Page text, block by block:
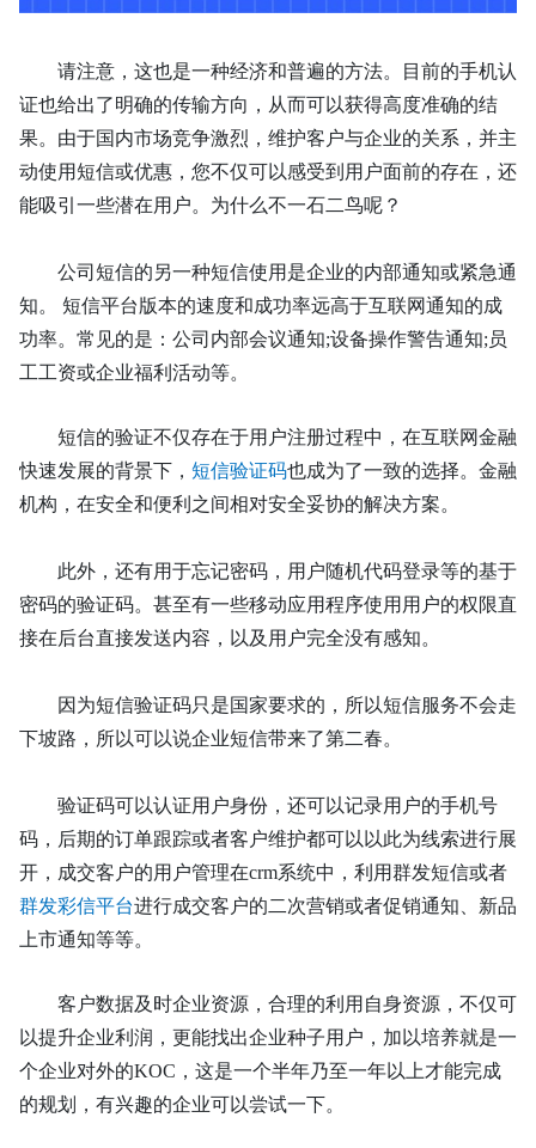
请注意，这也是一种经济和普遍的方法。目前的手机认
证也给出了明确的传输方向，从而可以获得高度准确的结
果。由于国内市场竞争激烈，维护客户与企业的关系，并主
动使用短信或优惠，您不仅可以感受到用户面前的存在，还
能吸引一些潜在用户。为什么不一石二鸟呢？
公司短信的另一种短信使用是企业的内部通知或紧急通
知。
短信平台版本的速度和成功率远高于互联网通知的成
功率。常见的是：公司内部会议通知;设备操作警告通知;员
工工资或企业福利活动等。
短信的验证不仅存在于用户注册过程中，在互联网金融
快速发展的背景下， 短信验证码也成为了一致的选择。金融
机构，在安全和便利之间相对安全妥协的解决方案。
此外，还有用于忘记密码，用户随机代码登录等的基于
密码的验证码。甚至有一些移动应用程序使用用户的权限直
接在后台直接发送内容，以及用户完全没有感知。
因为短信验证码只是国家要求的，所以短信服务不会走
下坡路，所以可以说企业短信带来了第二春。
验证码可以认证用户身份，还可以记录用户的手机号
码，后期的订单跟踪或者客户维护都可以以此为线索进行展
开，成交客户的用户管理在crm系统中，利用群发短信或者
群发彩信平台进行成交客户的二次营销或者促销通知、新品
上市通知等等。
客户数据及时企业资源，合理的利用自身资源，不仅可
以提升企业利润，更能找出企业种子用户，加以培养就是一
个企业对外的KOC，这是一个半年乃至一年以上才能完成
的规划，有兴趣的企业可以尝试一下。